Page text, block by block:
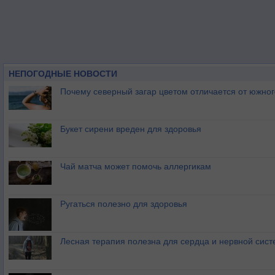
НЕПОГОДНЫЕ НОВОСТИ
Почему северный загар цветом отличается от
Букет сирени вреден для здоровья
Чай матча может помочь аллергикам
Ругаться полезно для здоровья
Лесная терапия полезна для сердца и нервной